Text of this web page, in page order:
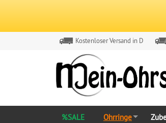
Kostenloser Versand in D
%SALE Ohrringe